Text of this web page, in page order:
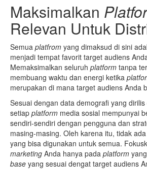
Maksimalkan
Relevan Untuk
Semua platfrom yang dimaksud di sini
menjadi tempat favorit target audiens
Memaksimalkan seluruh platform tanpa
membuang waktu dan energi ketika
merupakan di mana target audiens Anda
Sesuai dengan data demografi yang dirilis
setiap platform media sosial mempunyai
sendiri-sendiri dengan pengguna dan
masing-masing. Oleh karena itu, tidak
yang bisa digunakan untuk semua.
marketing Anda hanya pada platform
base yang sesuai dengat target audiens